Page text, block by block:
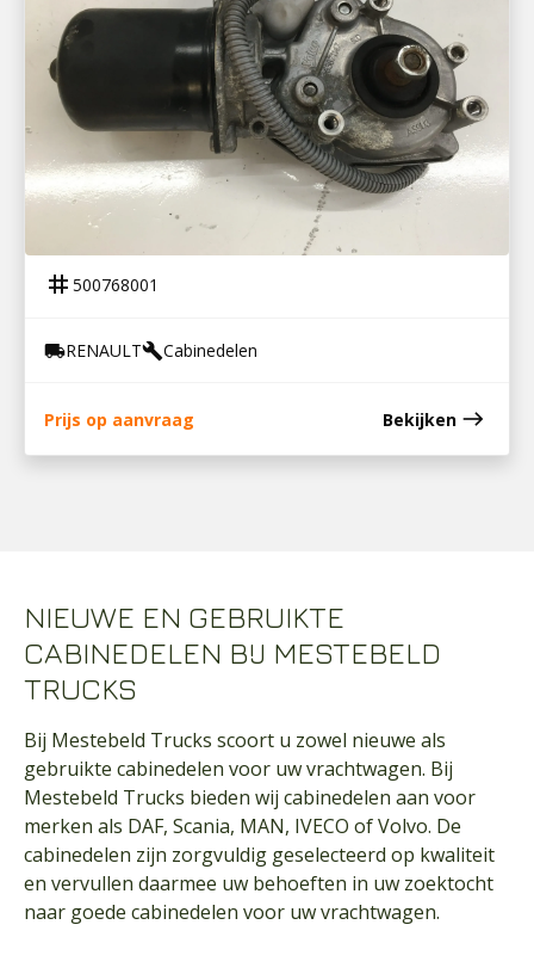
500768001
RUITENWISSERMOTOR PREMIUM
tag 500768001
local_shippingRENAULTbuildCabinedelen
Prijs op aanvraag Bekijken east
NIEUWE EN GEBRUIKTE
CABINEDELEN BIJ MESTEBELD
TRUCKS
Bij Mestebeld Trucks scoort u zowel nieuwe als
gebruikte cabinedelen voor uw vrachtwagen. Bij
Mestebeld Trucks bieden wij cabinedelen aan voor
merken als DAF, Scania, MAN, IVECO of Volvo. De
cabinedelen zijn zorgvuldig geselecteerd op kwaliteit
en vervullen daarmee uw behoeften in uw zoektocht
naar goede cabinedelen voor uw vrachtwagen.